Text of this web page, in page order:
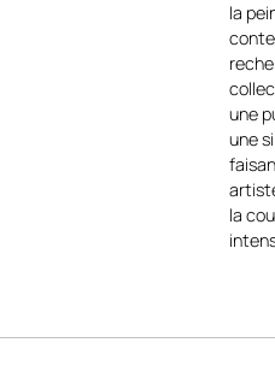
tout
non
aussi
et
une
la
une
une
la